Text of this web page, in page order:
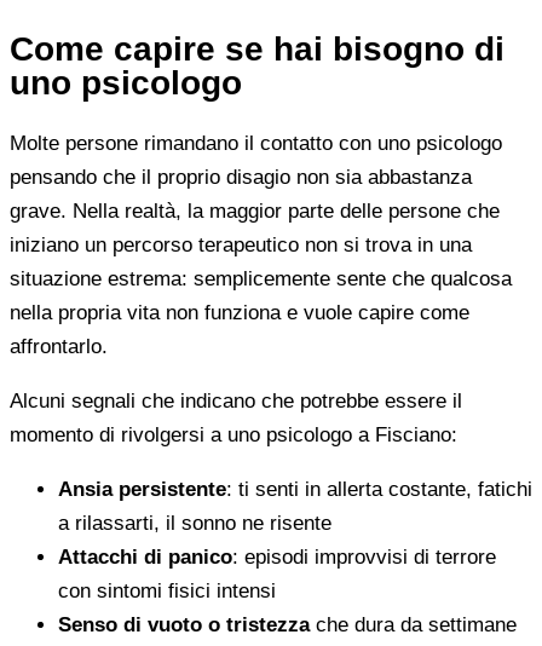
Come capire se hai bisogno di
uno psicologo
Molte persone rimandano il contatto con uno psicologo
pensando che il proprio disagio non sia abbastanza
grave. Nella realtà, la maggior parte delle persone che
iniziano un percorso terapeutico non si trova in una
situazione estrema: semplicemente sente che qualcosa
nella propria vita non funziona e vuole capire come
affrontarlo.
Alcuni segnali che indicano che potrebbe essere il
momento di rivolgersi a uno psicologo a Fisciano:
Ansia persistente: ti senti in allerta costante, fatichi
a rilassarti, il sonno ne risente
Attacchi di panico: episodi improvvisi di terrore
con sintomi fisici intensi
Senso di vuoto o tristezzache dura da settimane